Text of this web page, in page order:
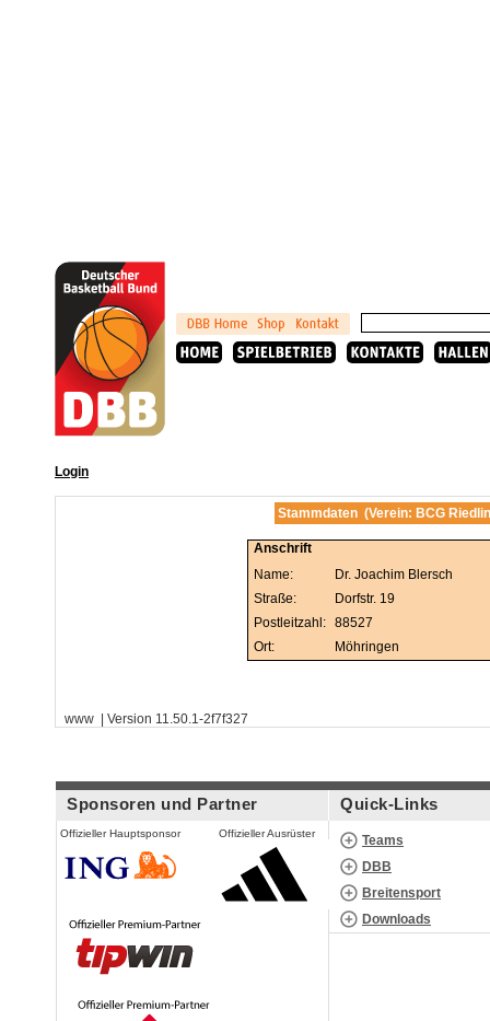
Login
Stammdaten (Verein: BCG
Anschrift
Name:
Dr. Joachim Blersch
Straße:
Dorfstr. 19
Postleitzahl: 88527
Ort:
Möhringen
www | Version 11.50.1-2f7f327
Sponsoren und Partner
Offizieller Hauptsponsor Offizieller Ausrüster
Quick-Links
Teams
DBB
Breitensport
Downloads